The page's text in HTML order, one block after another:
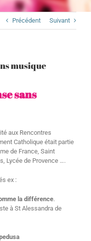
Précédent Suivant
musique
sans
aux Rencontres
Catholique était partie
de France, Saint
Lycée de Provence ….
ex :
la différence.
à St Alessandra de